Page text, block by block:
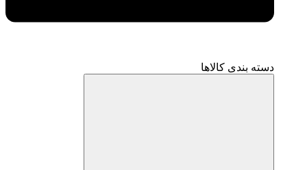
دسته بندی کالاها